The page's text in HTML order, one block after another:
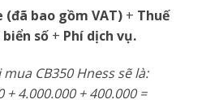
(đã bao gồm VAT) + Thuế
biển số + Phí dịch vụ.
CB350 Hness sẽ là:
+ 4.000.000 + 400.000 =